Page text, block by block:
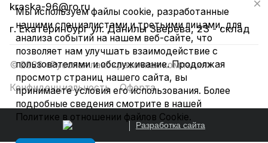
kraska-96@ro.ru
г. Екатеринбург ул. Данилы Зверева, 23 - склад
© 2026 «Русская лакокрасочная компания»
Конфиденциальность
Оферта
Разработка сайта
Мы используем файлы cookie, разработанные
нашими специалистами и третьими лицами, для
анализа событий на нашем веб-сайте, что
позволяет нам улучшать взаимодействие с
пользователями и обслуживание. Продолжая
просмотр страниц нашего сайта, вы
принимаете условия его использования. Более
подробные сведения смотрите в нашей
Политике в отношении файлов Cookie.